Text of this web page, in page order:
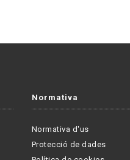
Normativa
Normativa d'us
Protecció de dades